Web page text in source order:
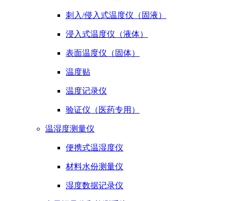
刺入/侵入式温度仪（固液）
浸入式温度仪（液体）
表面温度仪（固体）
温度贴
温度记录仪
验证仪（医药专用）
温湿度测量仪
便携式温湿度仪
材料水份测量仪
湿度数据记录仪